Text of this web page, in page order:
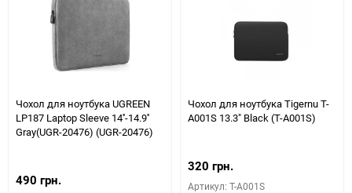
Чохол для ноутбука UGREEN
LP187 Laptop Sleeve 14''-14.9''
Gray(UGR-20476) (UGR-20476)
490 грн.
Чохол для ноутбука Tigernu T-
A001S 13.3" Black (T-A001S)
320 грн.
Артикул: T-A001S